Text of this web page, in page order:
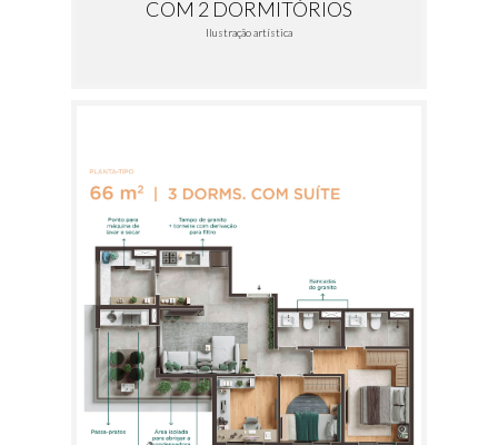
COM 2 DORMITÓRIOS
Ilustração artística